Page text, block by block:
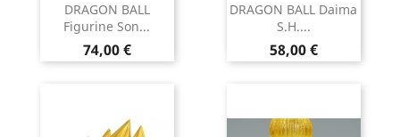
DRAGON BALL
Figurine Son...
Prix
74,00 €
DRAGON BALL Daima
S.H....
Prix
58,00 €